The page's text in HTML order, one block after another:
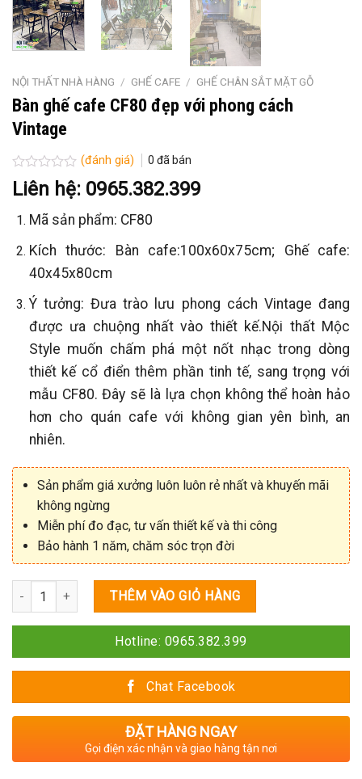
NỘI THẤT NHÀ HÀNG / GHẾ CAFE / GHẾ CHÂN SẮT MẶT GỖ
Bàn ghế cafe CF80 đẹp với phong cách
Vintage
Được
xếp
0
sao
(đánh giá) 0 đã bán
Liên hệ: 0965.382.399
Mã sản phẩm: CF80
Kích thước: Bàn cafe:100x60x75cm; Ghế cafe:
40x45x80cm
Ý tưởng: Đưa trào lưu phong cách Vintage đang
được ưa chuộng nhất vào thiết kế.Nội thất Mộc
Style muốn chấm phá một nốt nhạc trong dòng
thiết kế cổ điển thêm phần tinh tế, sang trọng với
mẫu CF80. Đây sẽ là lựa chọn không thể hoàn hảo
hơn cho quán cafe với không gian yên bình, an
nhiên.
Sản phẩm giá xưởng luôn luôn rẻ nhất và khuyến mãi
không ngừng
Miễn phí đo đạc, tư vấn thiết kế và thi công
Bảo hành 1 năm, chăm sóc trọn đời
Số lượng THÊM VÀO GIỎ HÀNG
Hotline: 0965.382.399
Chat Facebook
ĐẶT HÀNG NGAY
Gọi điện xác nhận và giao hàng tận nơi